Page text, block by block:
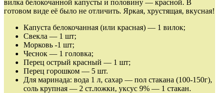
вилка белокочанной капусты и половину — красной. В
готовом виде её было не отличить. Яркая, хрустящая, вкусная!
Капуста белокочанная (или красная) — 1 вилок;
Свекла — 1 шт;
Морковь -1 шт;
Чеснок — 1 головка;
Перец острый красный — 1 шт;
Перец горошком — 5 шт.
Для маринада: вода 1 л, сахар — пол стакана (100-150г),
соль крупная — 2 ст.ложки, уксус 9% — 1 стакан.